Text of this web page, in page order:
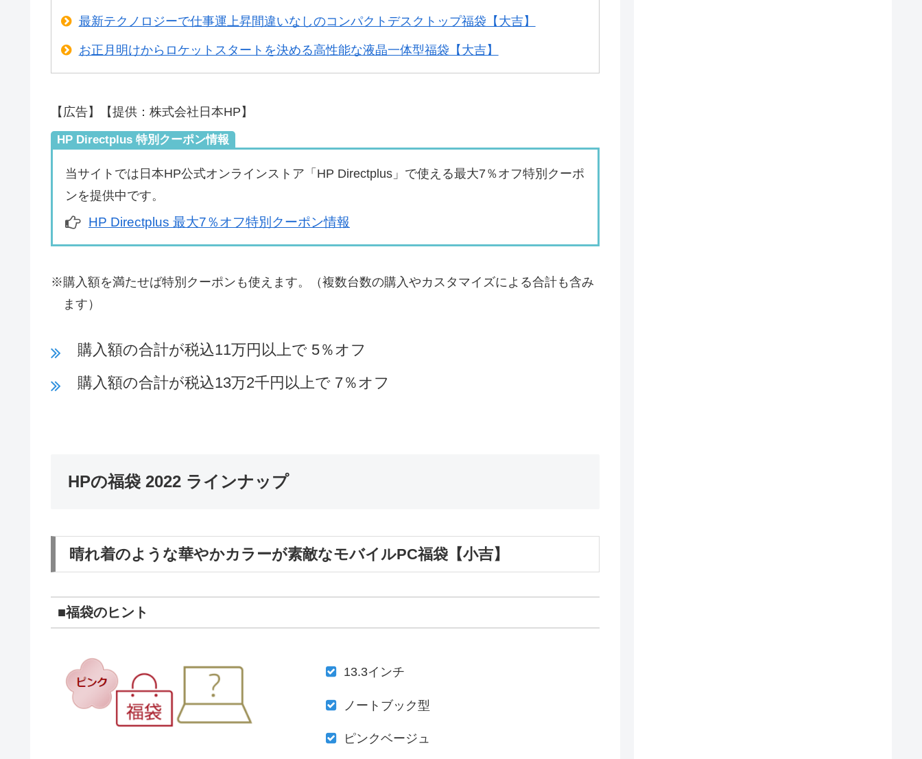
最新テクノロジーで仕事運上昇間違いなしのコンパクトデスクトップ福袋【大吉】
お正月明けからロケットスタートを決める高性能な液晶一体型福袋【大吉】
【広告】【提供：株式会社日本HP】
HP Directplus 特別クーポン情報
当サイトでは日本HP公式オンラインストア「HP Directplus」で使える最大7％オフ特別クーポ
ンを提供中です。
HP Directplus 最大7％オフ特別クーポン情報
※購入額を満たせば特別クーポンも使えます。（複数台数の購入やカスタマイズによる合計も含み
ます）
購入額の合計が税込11万円以上で 5％オフ
購入額の合計が税込13万2千円以上で 7％オフ
HPの福袋 2022 ラインナップ
晴れ着のような華やかカラーが素敵なモバイルPC福袋【小吉】
■福袋のヒント
13.3インチ
ノートブック型
ピンクベージュ